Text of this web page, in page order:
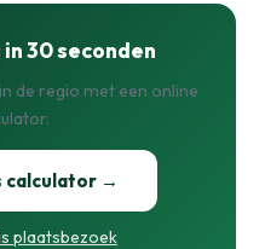
30 seconden
de regio met een online
calculator →
plaatsbezoek